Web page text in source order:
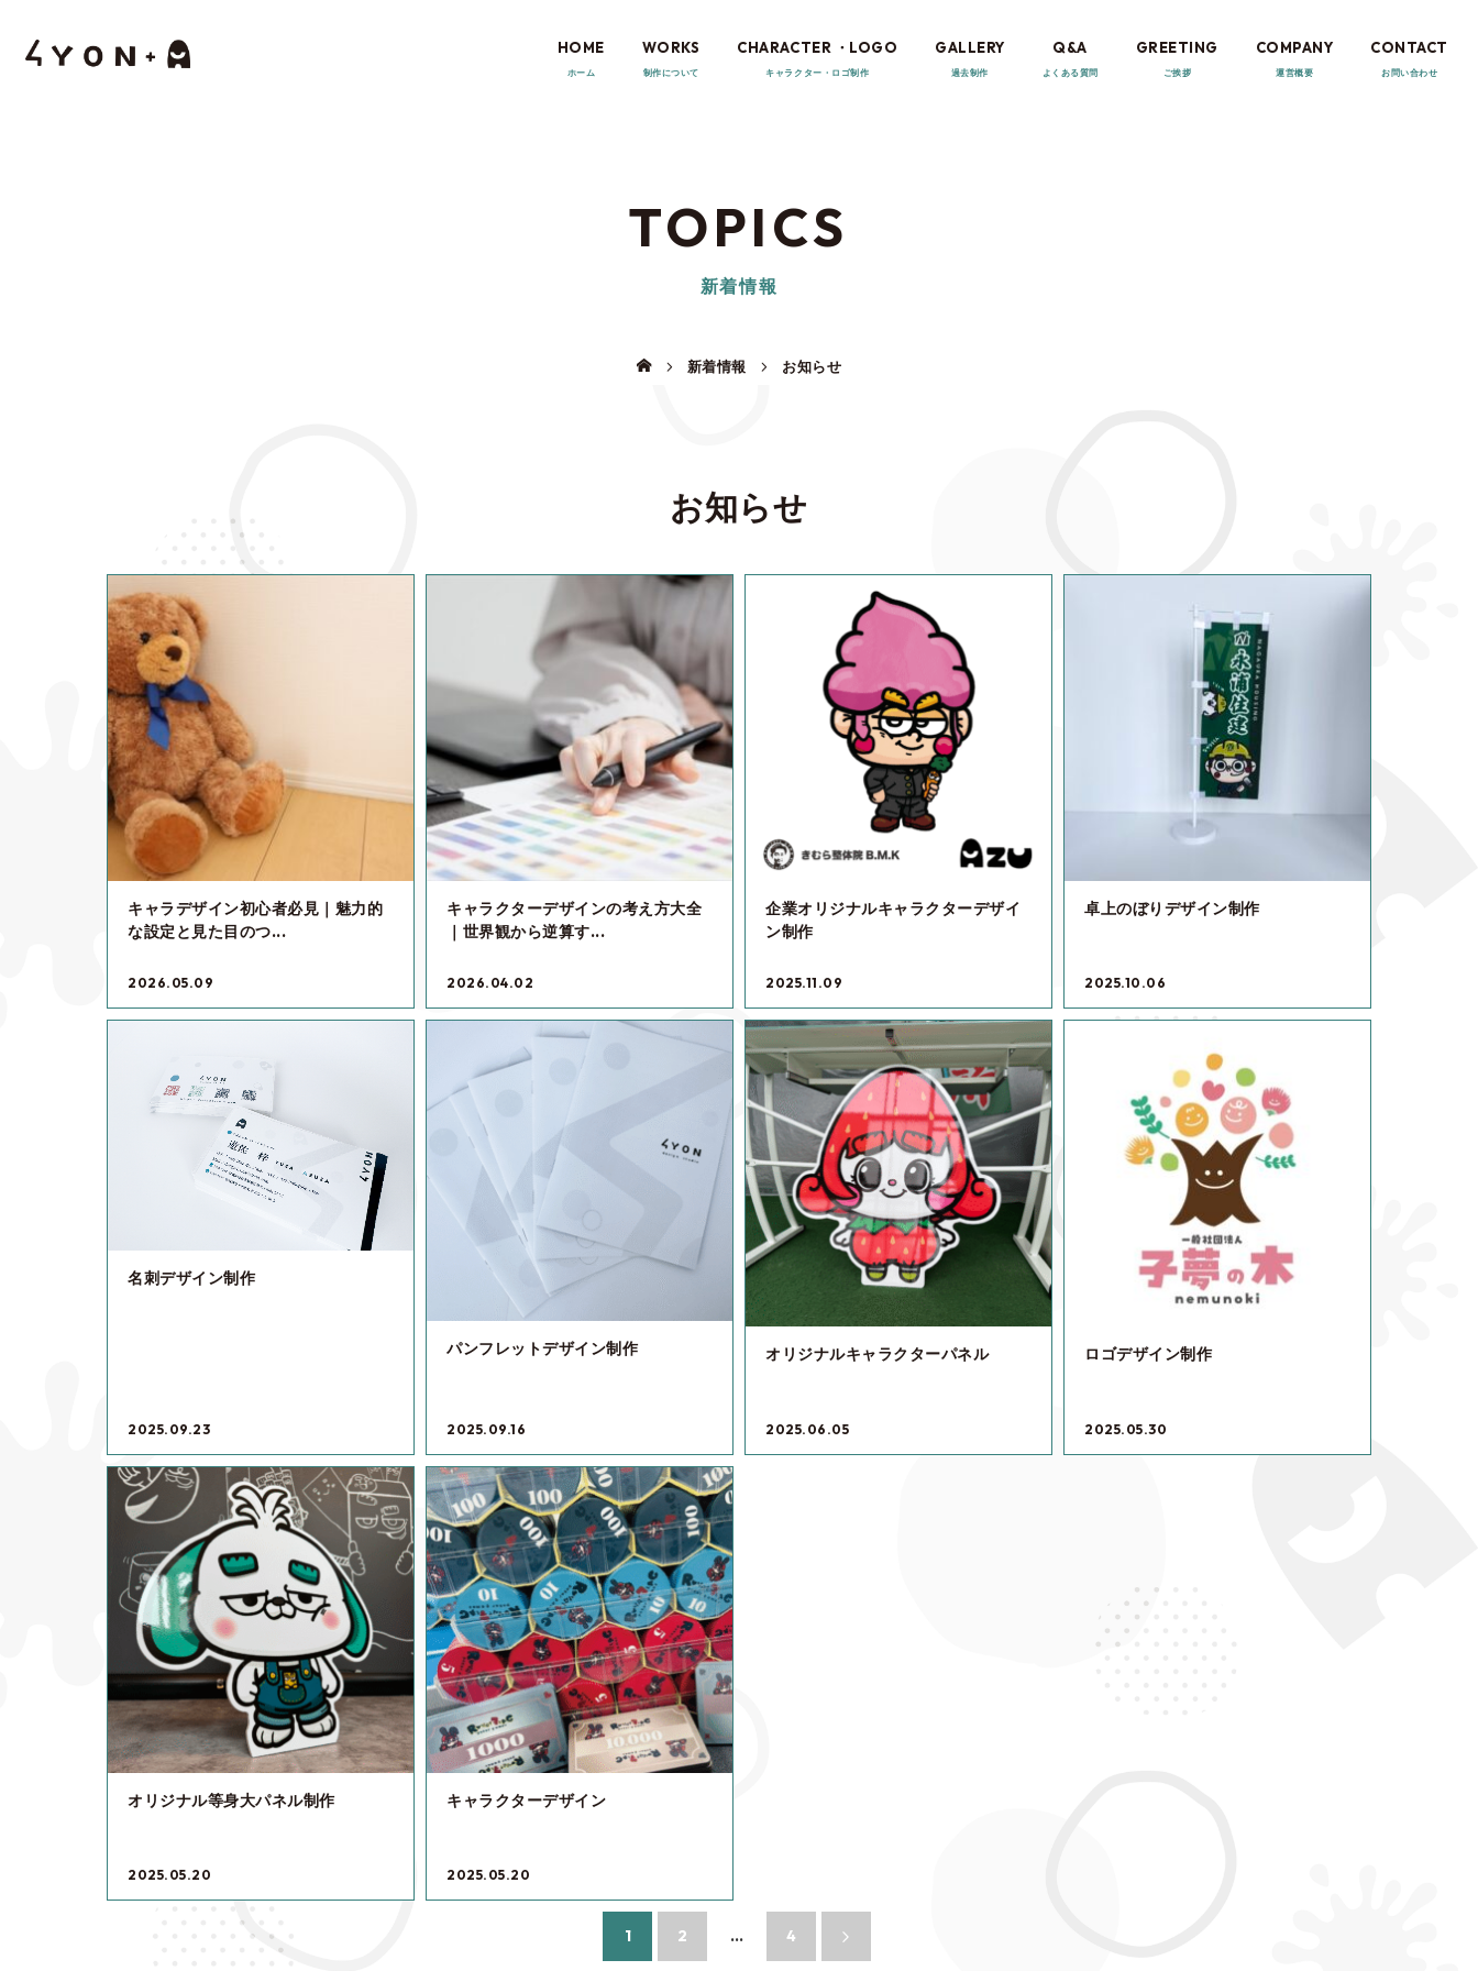
HOME WORKS CHARACTER ・LOGO GALLERY Q&A GREETING COMPANY CONTACT
TOPICS
新着情報
新着情報 お知らせ
お知らせ
キャラデザイン初心者必見｜魅力的
な設定と見た目のつ...
2026.05.09
キャラクターデザインの考え方大全
｜世界観から逆算す...
2026.04.02
企業オリジナルキャラクターデザイ
ン制作
2025.11.09
卓上のぼりデザイン制作
2025.10.06
名刺デザイン制作
2025.09.23
パンフレットデザイン制作
2025.09.16
オリジナルキャラクターパネル
2025.06.05
ロゴデザイン制作
2025.05.30
オリジナル等身大パネル制作
2025.05.20
キャラクターデザイン
2025.05.20
1 2 … 4